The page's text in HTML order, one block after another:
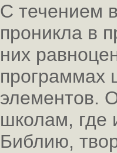
С течением
проникла в
них
программах
элементов.
школам, где
Библию,